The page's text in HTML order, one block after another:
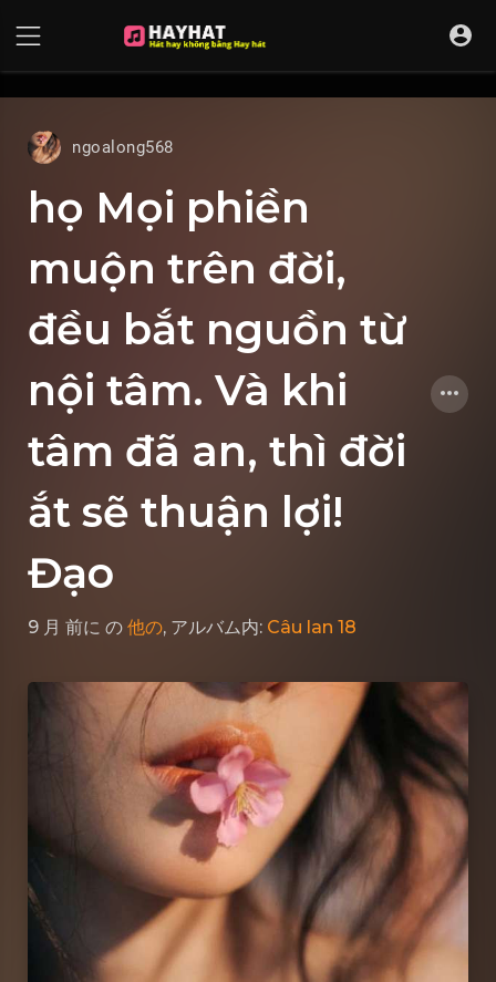
ngoalong568
họ Mọi phiền
muộn trên đời,
đều bắt nguồn từ
nội tâm. Và khi
tâm đã an, thì đời
ắt sẽ thuận lợi!
Đạo
9 月 前に の 他の, アルバム内: Câu lan 18